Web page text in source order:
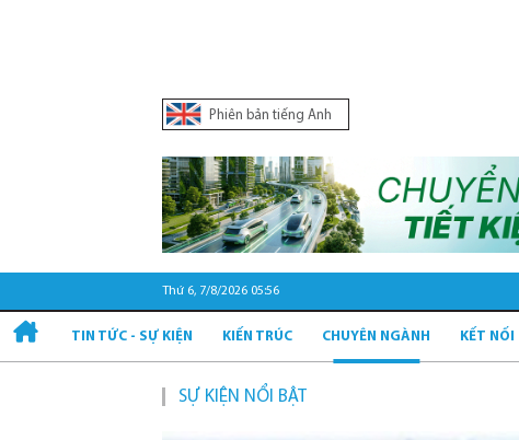
Phiên bản tiếng Anh
Thứ 6, 7/8/2026 05:56
TIN TỨC - SỰ KIỆN KIẾN TRÚC CHUYÊN NGÀNH KẾT NỐI
SỰ KIỆN NỔI BẬT